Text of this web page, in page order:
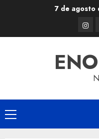
7 de agosto
Primary
Menu